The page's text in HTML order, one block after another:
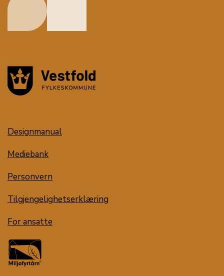
Designmanual
Mediebank
Personvern
Tilgjengelighetserklæring
For ansatte